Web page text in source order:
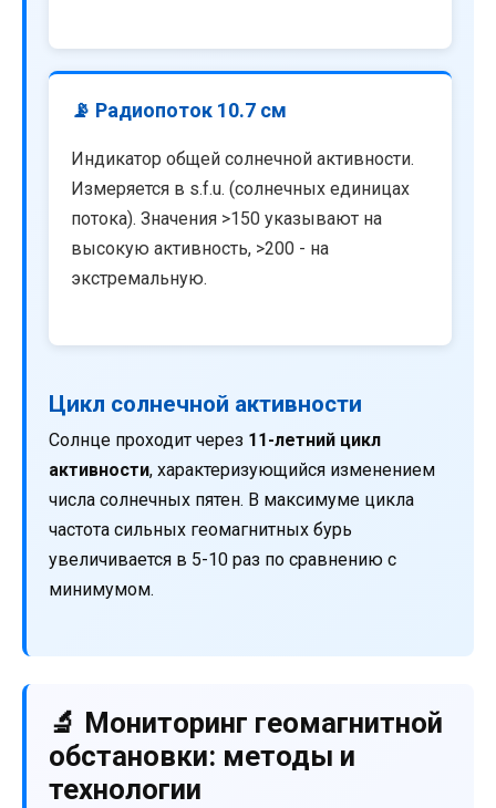
📡 Радиопоток 10.7 см
Индикатор общей солнечной активности.
Измеряется в s.f.u. (солнечных единицах
потока). Значения >150 указывают на
высокую активность, >200 - на
экстремальную.
Цикл солнечной активности
Солнце проходит через 11-летний цикл
активности, характеризующийся изменением
числа солнечных пятен. В максимуме цикла
частота сильных геомагнитных бурь
увеличивается в 5-10 раз по сравнению с
минимумом.
🔬 Мониторинг геомагнитной
обстановки: методы и
технологии